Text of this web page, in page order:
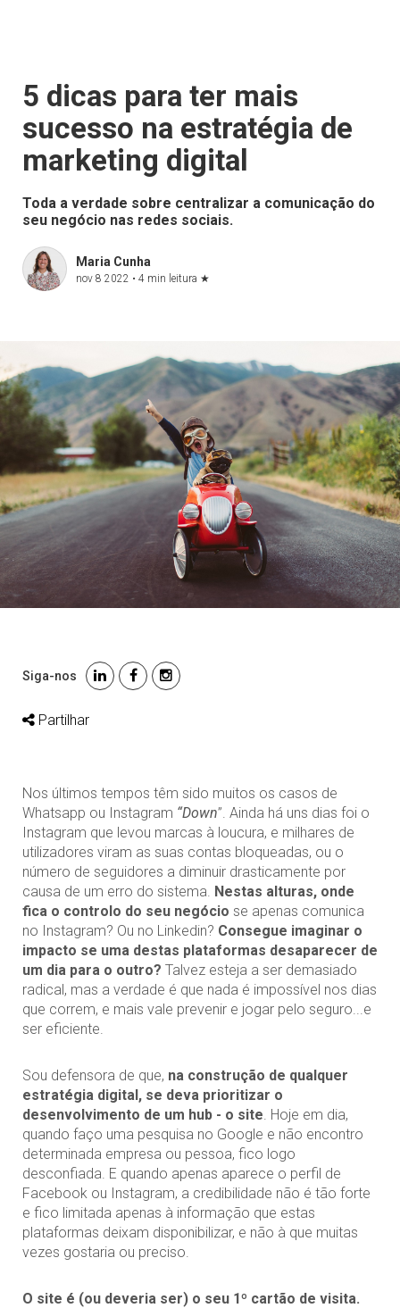
5 dicas para ter mais
sucesso na estratégia de
marketing digital
Toda a verdade sobre centralizar a comunicação do
seu negócio nas redes sociais.
Maria Cunha
nov 8 2022 • 4 min leitura ★
Siga-nos
Partilhar
Nos últimos tempos têm sido muitos os casos de
Whatsapp ou Instagram “Down”. Ainda há uns dias foi o
Instagram que levou marcas à loucura, e milhares de
utilizadores viram as suas contas bloqueadas, ou o
número de seguidores a diminuir drasticamente por
causa de um erro do sistema. Nestas alturas, onde
fica o controlo do seu negócio se apenas comunica
no Instagram? Ou no Linkedin? Consegue imaginar o
impacto se uma destas plataformas desaparecer de
um dia para o outro? Talvez esteja a ser demasiado
radical, mas a verdade é que nada é impossível nos dias
que correm, e mais vale prevenir e jogar pelo seguro...e
ser eficiente.
Sou defensora de que, na construção de qualquer
estratégia digital, se deva prioritizar o
desenvolvimento de um hub - o site . Hoje em dia,
quando faço uma pesquisa no Google e não encontro
determinada empresa ou pessoa, fico logo
desconfiada. E quando apenas aparece o perfil de
Facebook ou Instagram, a credibilidade não é tão forte
e fico limitada apenas à informação que estas
plataformas deixam disponibilizar, e não à que muitas
vezes gostaria ou preciso.
O site é (ou deveria ser) o seu 1º cartão de visita.